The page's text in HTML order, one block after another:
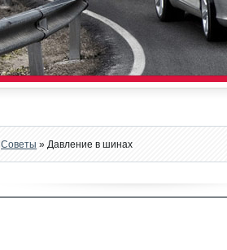
Советы » Давление в шинах